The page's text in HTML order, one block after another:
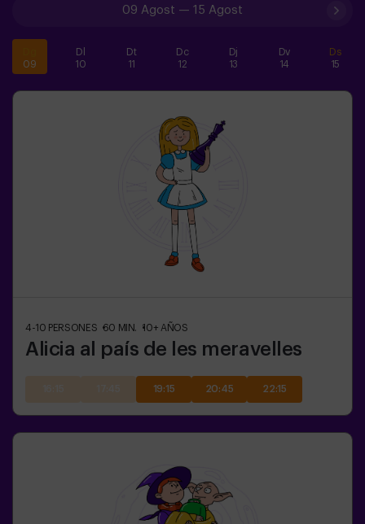
09 Agost — 15 Agost
09
Dl
10
Dt
11
Dc
12
Dj
13
Dv
14
Ds
15
4-10 PERSONES 60 MIN. 10+ AÑOS
Alicia al país de les meravelles
19:15 20:45 22:15